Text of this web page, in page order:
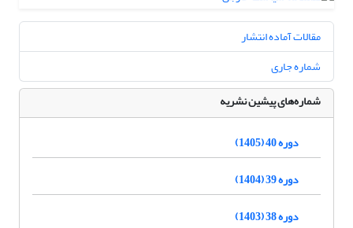
مقالات آماده انتشار
شماره جاری
شماره‌های پیشین نشریه
دوره 40 (1405)
دوره 39 (1404)
دوره 38 (1403)